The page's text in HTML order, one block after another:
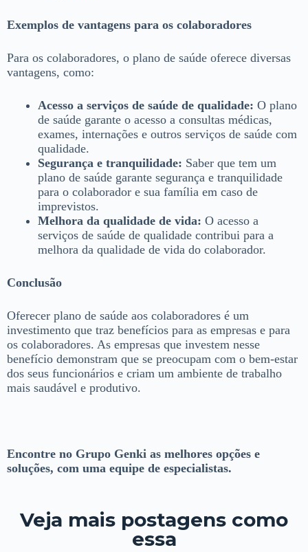
Exemplos de vantagens para os colaboradores
Para os colaboradores, o plano de saúde oferece diversas
vantagens, como:
Acesso a serviços de saúde de qualidade: O plano
de saúde garante o acesso a consultas médicas,
exames, internações e outros serviços de saúde com
qualidade.
Segurança e tranquilidade: Saber que tem um
plano de saúde garante segurança e tranquilidade
para o colaborador e sua família em caso de
imprevistos.
Melhora da qualidade de vida: O acesso a
serviços de saúde de qualidade contribui para a
melhora da qualidade de vida do colaborador.
Conclusão
Oferecer plano de saúde aos colaboradores é um
investimento que traz benefícios para as empresas e para
os colaboradores. As empresas que investem nesse
benefício demonstram que se preocupam com o bem-estar
dos seus funcionários e criam um ambiente de trabalho
mais saudável e produtivo.
Encontre no Grupo Genki as melhores opções e
soluções, com uma equipe de especialistas.
Veja mais postagens como
essa